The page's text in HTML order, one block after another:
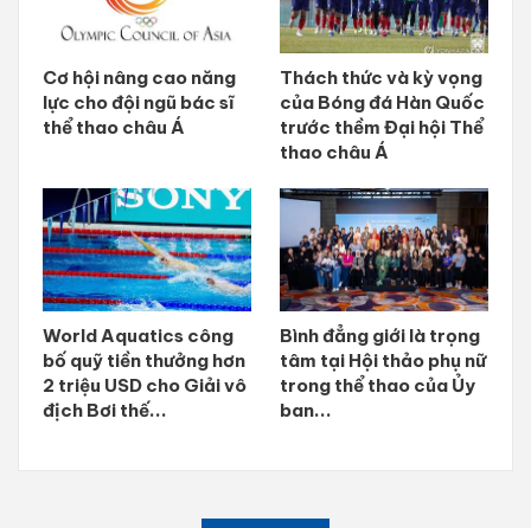
Cơ hội nâng cao năng
lực cho đội ngũ bác sĩ
thể thao châu Á
Thách thức và kỳ vọng
của Bóng đá Hàn Quốc
trước thềm Đại hội Thể
thao châu Á
World Aquatics công
bố quỹ tiền thưởng hơn
2 triệu USD cho Giải vô
địch Bơi thế...
Bình đẳng giới là trọng
tâm tại Hội thảo phụ nữ
trong thể thao của Ủy
ban...